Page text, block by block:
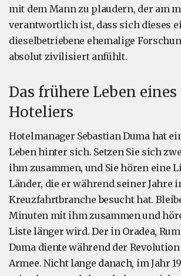
mit dem Mann zu plaudern, der am
verantwortlich ist, dass sich dieses
dieselbetriebene ehemalige
absolut zivilisiert anfühlt.
Das frühere Leben
Hoteliers
Hotelmanager Sebastian Duma hat
Leben hinter sich. Setzen Sie sich
ihm zusammen, und Sie hören eine
Länder, die er während seiner Jahre
Kreuzfahrtbranche besucht hat.
Minuten mit ihm zusammen und
Liste länger wird. Der in Oradea,
Duma diente während der
Armee. Nicht lange danach, im Jahr